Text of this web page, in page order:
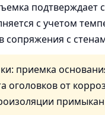
подтверждает
с учетом
сопряжения с
приемка
оголовков от